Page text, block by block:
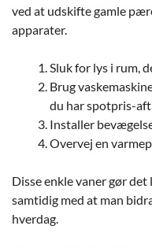
ved at udskifte gamle
apparater.
Sluk for lys i rum,
Brug
du har spotpris-
Installer
Overvej en
Disse enkle vaner gør
samtidig med at man
hverdag.